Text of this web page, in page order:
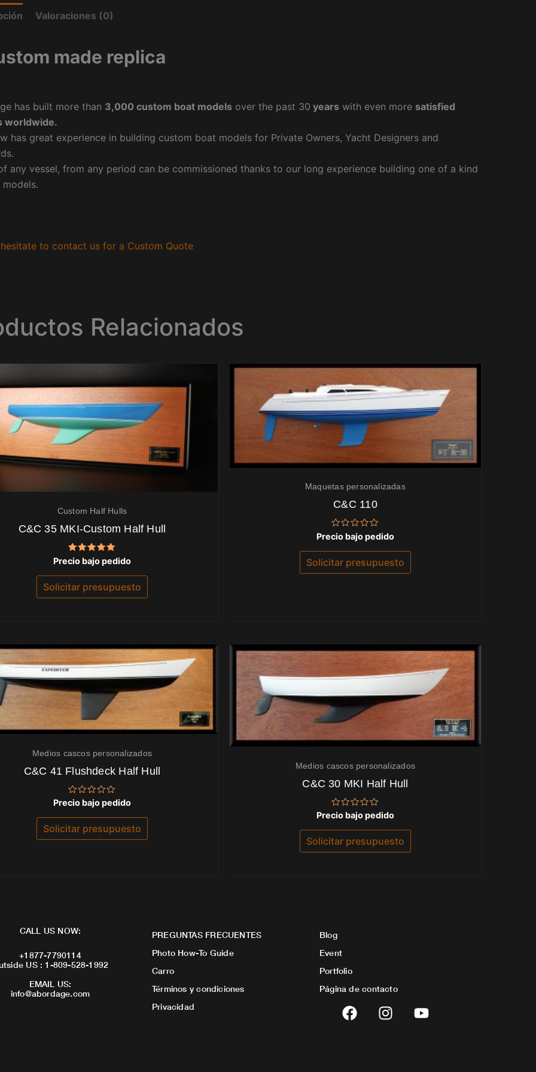
Valoraciones (0)
made replica
has built more than 3,000 custom boat models over the past 30 years with even more satisfied
worldwide.
has great experience in building custom boat models for Private Owners, Yacht Designers and
any vessel, from any period can be commissioned thanks to our long experience building one of a kind
to contact us for a Custom Quote
Relacionados
Custom Half Hulls
C&C 35 MKI-Custom Half Hull
Valorado
con
5.00
Precio bajo pedido
Solicitar presupuesto
Maquetas personalizadas
C&C 110
Valorado
con
0
de
5
Precio bajo pedido
Solicitar presupuesto
Medios cascos personalizados
C&C 41 Flushdeck Half Hull
Valorado
con
0
de
5
Precio bajo pedido
Solicitar presupuesto
Medios cascos personalizados
C&C 30 MKI Half Hull
Valorado
con
0
de
5
Precio bajo pedido
Solicitar presupuesto
CALL US NOW:
+1877-7790114
US : 1-809-528-1992
EMAIL US:
info@abordage.com
PREGUNTAS FRECUENTES
Photo How-To Guide
Carro
Términos y condiciones
Privacidad
Blog
Event
Portfolio
Página de contacto
F
a
I
n
Y
o